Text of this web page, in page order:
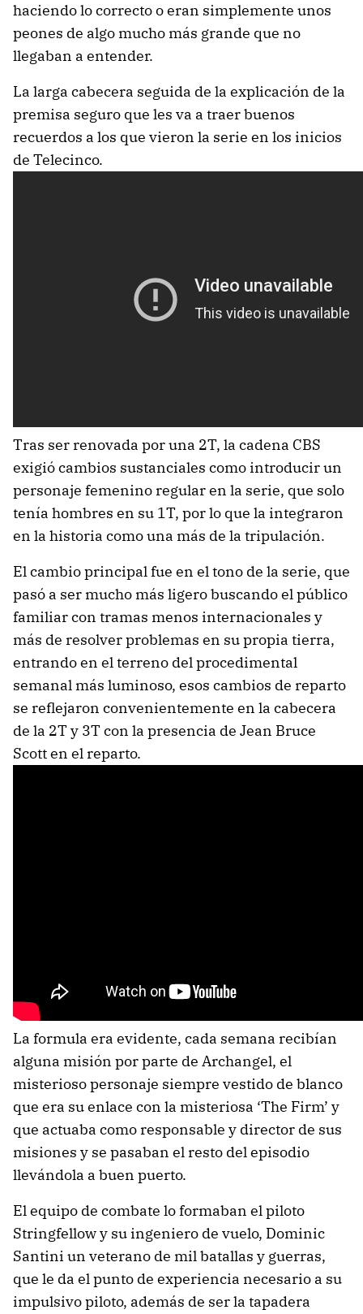
haciendo lo correcto o eran simplemente unos
peones de algo mucho más grande que no
llegaban a entender.
La larga cabecera seguida de la explicación de la
premisa seguro que les va a traer buenos
recuerdos a los que vieron la serie en los inicios
de Telecinco.
Tras ser renovada por una 2T, la cadena CBS
exigió cambios sustanciales como introducir un
personaje femenino regular en la serie, que solo
tenía hombres en su 1T, por lo que la integraron
en la historia como una más de la tripulación.
El cambio principal fue en el tono de la serie, que
pasó a ser mucho más ligero buscando el público
familiar con tramas menos internacionales y
más de resolver problemas en su propia tierra,
entrando en el terreno del procedimental
semanal más luminoso, esos cambios de reparto
se reflejaron convenientemente en la cabecera
de la 2T y 3T con la presencia de Jean Bruce
Scott en el reparto.
La formula era evidente, cada semana recibían
alguna misión por parte de Archangel, el
misterioso personaje siempre vestido de blanco
que era su enlace con la misteriosa ‘The Firm’ y
que actuaba como responsable y director de sus
misiones y se pasaban el resto del episodio
llevándola a buen puerto.
El equipo de combate lo formaban el piloto
Stringfellow y su ingeniero de vuelo, Dominic
Santini un veterano de mil batallas y guerras,
que le da el punto de experiencia necesario a su
impulsivo piloto, además de ser la tapadera